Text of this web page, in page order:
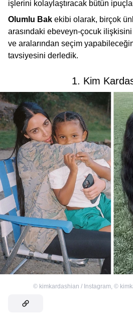
işlerini kolaylaştıracak bütün
Olumlu Bak ekibi olarak, birçok
arasındaki ebeveyn-çocuk ilişkisini
ve aralarından seçim
tavsiyesini derledik.
1. Kim
© kimkardashian / Instagram, ©